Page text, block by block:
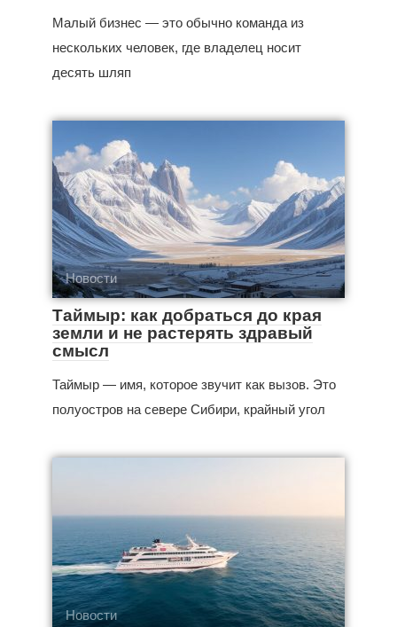
Малый бизнес — это обычно команда из
нескольких человек, где владелец носит
десять шляп
Новости
Таймыр: как добраться до края
земли и не растерять здравый
смысл
Таймыр — имя, которое звучит как вызов. Это
полуостров на севере Сибири, крайный угол
Новости